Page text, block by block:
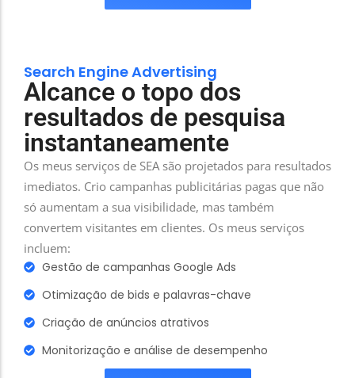
Search Engine Advertising
Alcance o topo dos
resultados de pesquisa
instantaneamente
Os meus serviços de SEA são projetados para resultados
imediatos. Crio campanhas publicitárias pagas que não
só aumentam a sua visibilidade, mas também
convertem visitantes em clientes. Os meus serviços
incluem:
Gestão de campanhas Google Ads
Otimização de bids e palavras-chave
Criação de anúncios atrativos
Monitorização e análise de desempenho